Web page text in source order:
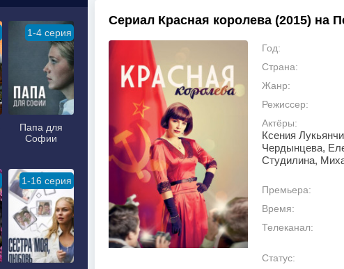
Сериал Красная королева (2015) на
Год:
Страна:
Жанр:
Режиссер:
Актёры:
Ксения
Чердынцева,
Студилина,
Премьера:
Время:
Телеканал:
Статус:
1-4 серия
Папа для
Софии
1-16 серия